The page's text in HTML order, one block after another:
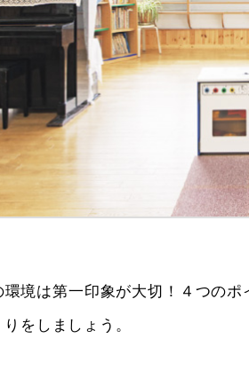
環境は第一印象が大切！４つの
をしましょう。